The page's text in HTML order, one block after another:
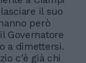
il suo
però
Governatore
a dimettersi.
c'è già chi